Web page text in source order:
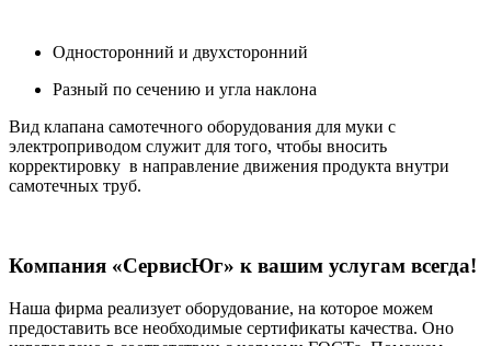
Односторонний и двухсторонний
Разный по сечению и угла наклона
Вид клапана самотечного оборудования для муки с
электроприводом служит для того, чтобы вносить
корректировку в направление движения продукта внутри
самотечных труб.
Компания «СервисЮг» к вашим услугам всегда!
Наша фирма реализует оборудование, на которое можем
предоставить все необходимые сертификаты качества. Оно